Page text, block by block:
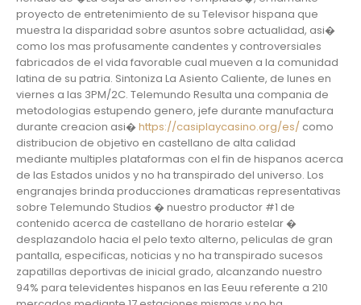
proyecto de entretenimiento de su Televisor hispana que
muestra la disparidad sobre asuntos sobre actualidad, asi�
como los mas profusamente candentes y controversiales
fabricados de el vida favorable cual mueven a la comunidad
latina de su patria. Sintoniza La Asiento Caliente, de lunes en
viernes a las 3PM/2C. Telemundo Resulta una compania de
metodologias estupendo genero, jefe durante manufactura
durante creacion asi�https://casiplaycasino.org/es/ como
distribucion de objetivo en castellano de alta calidad
mediante multiples plataformas con el fin de hispanos acerca
de las Estados unidos y no ha transpirado del universo. Los
engranajes brinda producciones dramaticas representativas
sobre Telemundo Studios � nuestro productor #1 de
contenido acerca de castellano de horario estelar �
desplazandolo hacia el pelo texto alterno, peliculas de gran
pantalla, especificas, noticias y no ha transpirado sucesos
zapatillas deportivas de inicial grado, alcanzando nuestro
94% para televidentes hispanos en las Eeuu referente a 210